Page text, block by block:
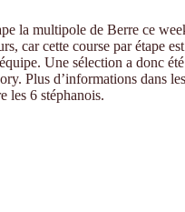
la multipole de Berre ce
car cette course par étape
Une sélection a donc
Plus d’informations dans
les 6 stéphanois.